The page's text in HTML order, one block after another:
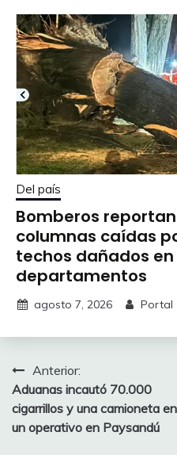
Del país
Bomberos
columnas caídas
techos dañados
departamentos
agosto 7, 2026 Portal
Navegación
de
entradas
Anterior:
Aduanas incautó 70.000
cigarrillos y una camioneta en
un operativo en Paysandú